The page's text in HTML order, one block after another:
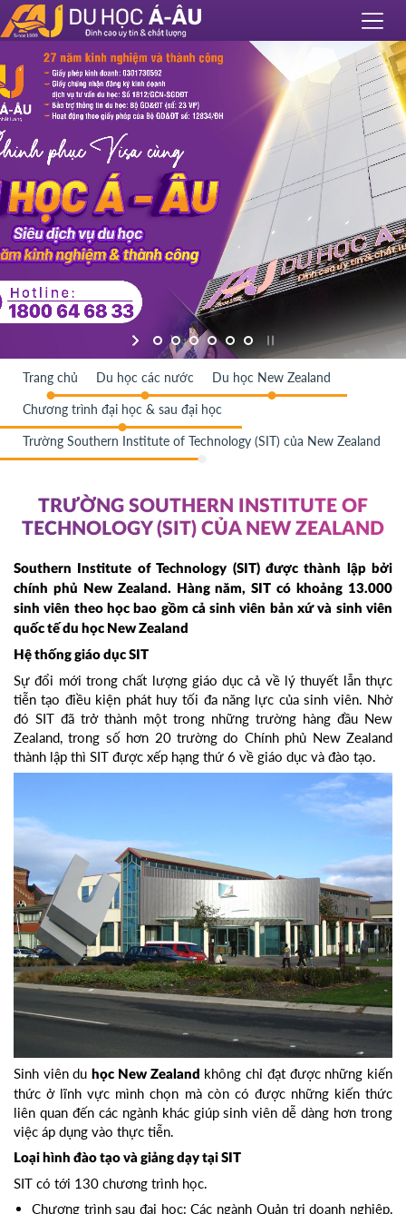
Trang chủ Du học các nước Du học New Zealand
Chương trình đại học & sau đại học
Trường Southern Institute of Technology (SIT) của New Zealand
TRƯỜNG SOUTHERN INSTITUTE OF
TECHNOLOGY (SIT) CỦA NEW ZEALAND
Southern Institute of Technology (SIT) được thành lập bởi
chính phủ New Zealand. Hàng năm, SIT có khoảng 13.000
sinh viên theo học bao gồm cả sinh viên bản xứ và sinh viên
quốc tế du học New Zealand
Hệ thống giáo dục SIT
Sự đổi mới trong chất lượng giáo dục cả về lý thuyết lẫn thực
tiễn tạo điều kiện phát huy tối đa năng lực của sinh viên. Nhờ
đó SIT đã trở thành một trong những trường hàng đầu New
Zealand, trong số hơn 20 trường do Chính phủ New Zealand
thành lập thì SIT được xếp hạng thứ 6 về giáo dục và đào tạo.
Sinh viên duhọc New Zealand không chỉ đạt được những kiến
thức ở lĩnh vực mình chọn mà còn có được những kiến thức
liên quan đến các ngành khác giúp sinh viên dễ dàng hơn trong
việc áp dụng vào thực tiễn.
Loại hình đào tạo và giảng dạy tại SIT
SIT có tới 130 chương trình học.
Chương trình sau đại học: Các ngành Quản trị doanh nghiệp,